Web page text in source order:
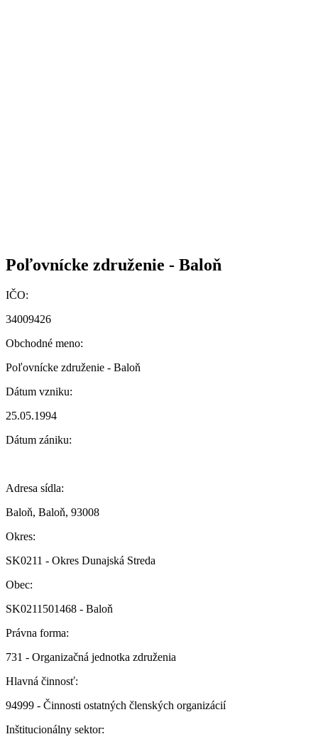
Poľovnícke združenie - Baloň
IČO:
34009426
Obchodné meno:
Poľovnícke združenie - Baloň
Dátum vzniku:
25.05.1994
Dátum zániku:
Adresa sídla:
Baloň, Baloň, 93008
Okres:
SK0211 - Okres Dunajská Streda
Obec:
SK0211501468 - Baloň
Právna forma:
731 - Organizačná jednotka združenia
Hlavná činnosť:
94999 - Činnosti ostatných členských organizácií
Inštitucionálny sektor: